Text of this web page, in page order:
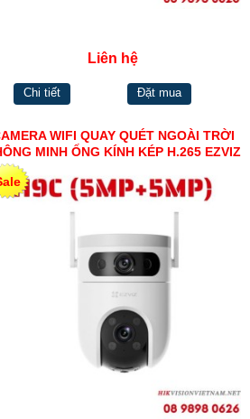
Liên hệ
Chi tiết Đặt mua
WIFI QUAY QUÉT NGOÀI TRỜI
MINH ỐNG KÍNH KÉP H.265 EZVIZ